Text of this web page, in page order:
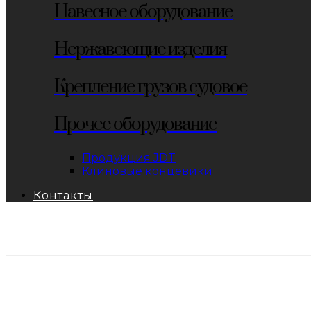
Навесное оборудование
Нержавеющие изделия
Крепление грузов судовое
Прочее оборудование
Продукция JDT
Клиновые концевики
Контакты